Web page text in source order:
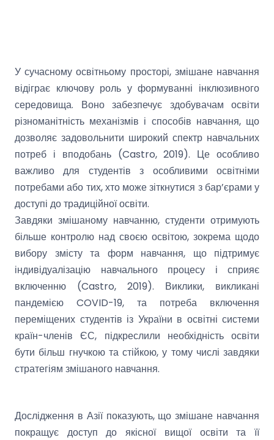
У сучасному освітньому просторі, змішане навчання
відіграє ключову роль у формуванні інклюзивного
середовища. Воно забезпечує здобувачам освіти
різноманітність механізмів і способів навчання, що
дозволяє задовольнити широкий спектр навчальних
потреб і вподобань (Castro, 2019). Це особливо
важливо для студентів з особливими освітніми
потребами або тих, хто може зіткнутися з бар’єрами у
доступі до традиційної освіти.
Завдяки змішаному навчанню, студенти отримують
більше контролю над своєю освітою, зокрема щодо
вибору змісту та форм навчання, що підтримує
індивідуалізацію навчального процесу і сприяє
включенню (Castro, 2019). Виклики, викликані
пандемією COVID-19, та потреба включення
переміщених студентів із України в освітні системи
країн-членів ЄС, підкреслили необхідність освіти
бути більш гнучкою та стійкою, у тому числі завдяки
стратегіям змішаного навчання.
Дослідження в Азії показують, що змішане навчання
покращує доступ до якісної вищої освіти та її